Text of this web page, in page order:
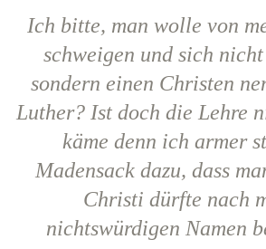
Ich bitte, man wolle von
schweigen und sich
sondern einen Christen
Luther? Ist doch die Lehre
käme denn ich armer
Madensack dazu, dass
Christi dürfte nach
nichtswürdigen Namen